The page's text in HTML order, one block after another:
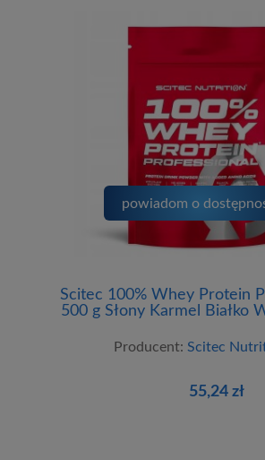
Scitec 100% Whey Protein
500 g Słony Karmel Białko
Producent: Scitec
55,24 zł
powiadom o